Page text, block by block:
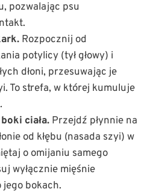
pozwalając psu
Rozpocznij od
potylicy (tył głowy) i
dłoni, przesuwając je
To strefa, w której kumuluje
ciała. Przejdź płynnie na
od kłębu (nasada szyi) w
o omijaniu samego
wyłącznie mięśnie
bokach.